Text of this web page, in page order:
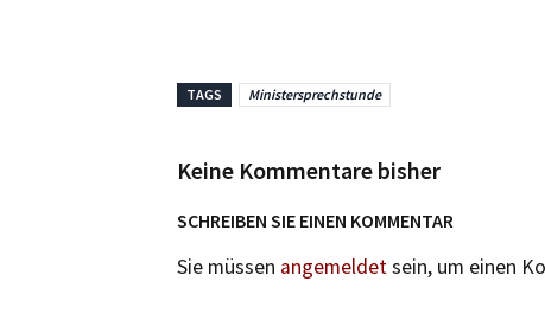
TAGS Ministersprechstunde
Keine Kommentare bisher
SCHREIBEN SIE EINEN KOMMENTAR
Sie müssen angemeldetsein, um einen